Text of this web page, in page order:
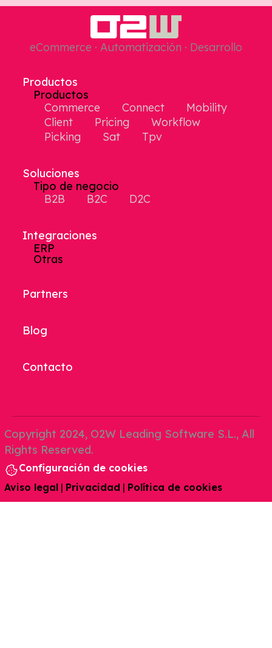
eCommerce · Automatización · Desarrollo
Productos
Productos
Commerce
Connect
Mobility
Client
Pricing
Workflow
Picking
Sat Tpv
Soluciones
Tipo de negocio
B2B
B2C D2C
Integraciones
ERP
Otras
Partners
Blog
Contacto
Copyright 2024, O2W Leading Software S.L., All
Rights Reserved.
Configuración de cookies
Aviso legal | Privacidad | Política de cookies